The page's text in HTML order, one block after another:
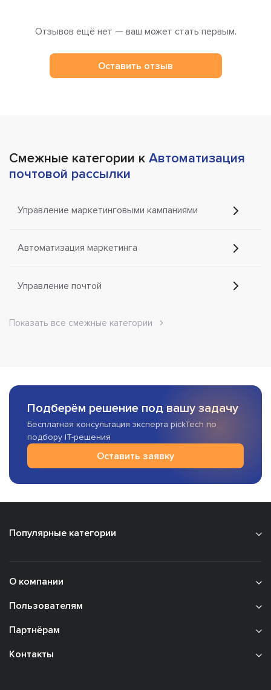
Отзывов ещё нет — ваш может стать первым.
Оставить отзыв
Смежные категории к Автоматизация
почтовой рассылки
Управление маркетинговыми кампаниями
Автоматизация маркетинга
Управление почтой
Показать все смежные категории
Подберём решение под вашу задачу
Бесплатная консультация эксперта pickTech по
подбору IT-решения
Оставить заявку
Популярные категории
О компании
Пользователям
Партнёрам
Контакты